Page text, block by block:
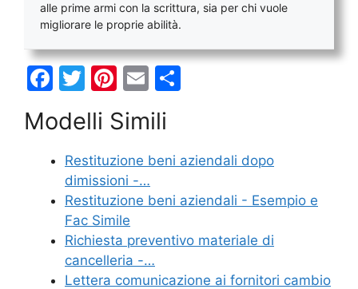
alle prime armi con la scrittura, sia per chi vuole
migliorare le proprie abilità.
F
c
e
b
o
o
k
T
w
itt
er
Pi
nt
er
e
st
E
m
ai
l
di
di
Modelli Simili
Restituzione beni aziendali dopo
dimissioni​ -…
Restituzione beni aziendali - Esempio e
Fac Simile
Richiesta preventivo materiale di
cancelleria -…
Lettera comunicazione ai fornitori cambio